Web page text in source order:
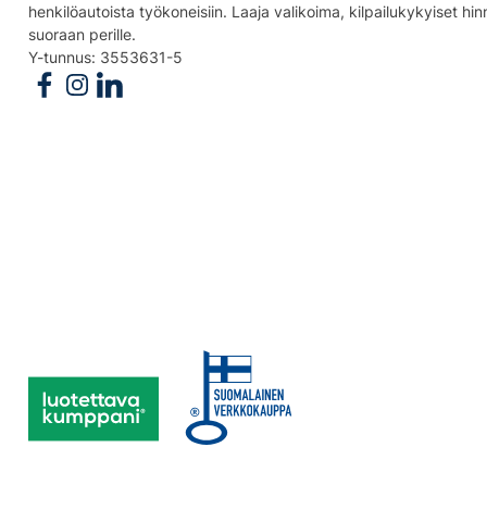
henkilöautoista työkoneisiin. Laaja valikoima, kilpailukykyiset
suoraan perille.
Y-tunnus: 3553631-5
Follow us on Facebook
Follow us on Instagram
Follow us on Linkedin